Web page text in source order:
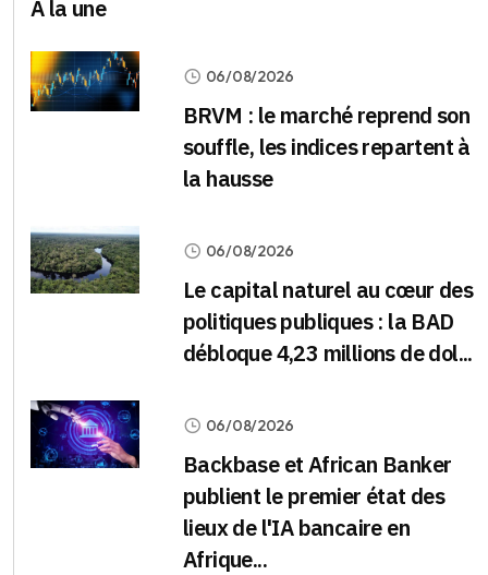
À la une
06/08/2026
BRVM : le marché reprend son
souffle, les indices repartent à
la hausse
06/08/2026
Le capital naturel au cœur des
politiques publiques : la BAD
débloque 4,23 millions de dol...
06/08/2026
Backbase et African Banker
publient le premier état des
lieux de l'IA bancaire en
Afrique...